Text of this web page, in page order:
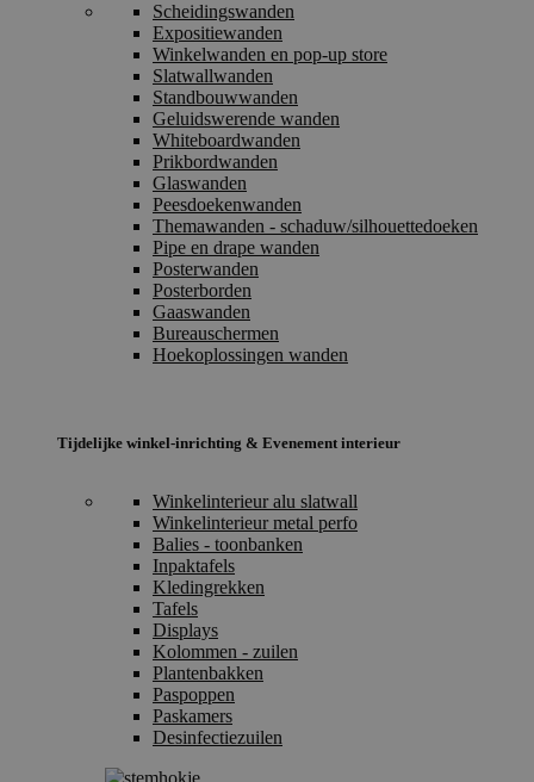
Scheidingswanden
Expositiewanden
Winkelwanden en pop-up store
Slatwallwanden
Standbouwwanden
Geluidswerende wanden
Whiteboardwanden
Prikbordwanden
Glaswanden
Peesdoekenwanden
Themawanden - schaduw/silhouettedoeken
Pipe en drape wanden
Posterwanden
Posterborden
Gaaswanden
Bureauschermen
Hoekoplossingen wanden
Tijdelijke winkel-inrichting & Evenement interieur
Winkelinterieur alu slatwall
Winkelinterieur metal perfo
Balies - toonbanken
Inpaktafels
Kledingrekken
Tafels
Displays
Kolommen - zuilen
Plantenbakken
Paspoppen
Paskamers
Desinfectiezuilen